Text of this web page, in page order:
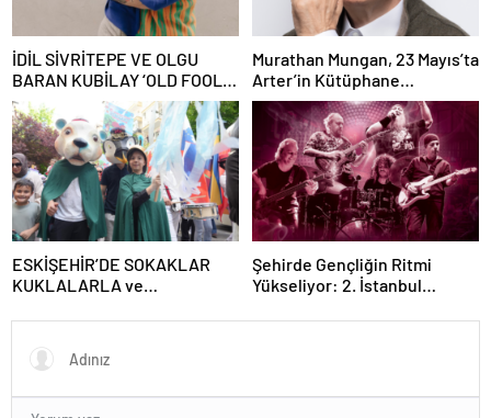
İDİL SİVRİTEPE VE OLGU
BARAN KUBİLAY ‘OLD FOOLS’
İLE TÜRSAK VAKFI İÇİN
SAHNEDE!
Murathan Mungan, 23 Mayıs’ta
Arter’in Kütüphane
Söyleşileri’ne Konuk Oluyor!
ESKİŞEHİR’DE SOKAKLAR
KUKLALARLA ve
RENKLENİYOR!
Şehirde Gençliğin Ritmi
Yükseliyor: 2. İstanbul
Mayıs’ta Kentin Dört Bir